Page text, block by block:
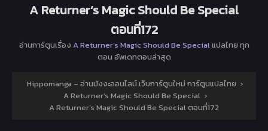
A Returner’s Magic Should Be Special
ตอนที่172
อ่านการ์ตูนเรื่อง A Returner’s Magic Should Be Specialแปลไทย ทุก
ตอน อัพเดทตอนล่าสุด
Hippomanga – อ่านมังงะออนไลน์ เว็บการ์ตูนใหม่ การ์ตูนแปลไทย ›
A Returner’s Magic Should Be Special ›
A Returner’s Magic Should Be Special ตอนที่172